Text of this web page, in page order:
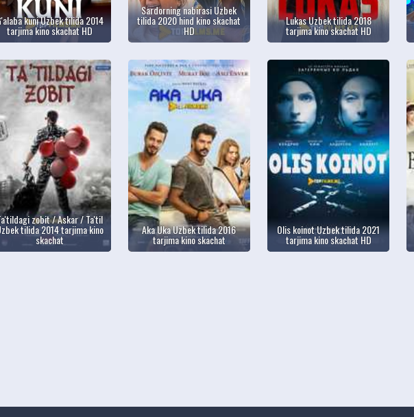
kuni Uzbek tilida 2014
tarjima kino skachat HD
Sardorning nabirasi Uzbek
tilida 2020 hind kino skachat
HD
Lukas Uzbek tilida 2018
tarjima kino skachat HD
zobit / Askar / Ta'til
tilida 2014 tarjima kino
skachat
Aka Uka Uzbek tilida 2016
tarjima kino skachat
Olis koinot Uzbek tilida 2021
tarjima kino skachat HD